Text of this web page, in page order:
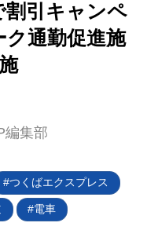
割引キャンペ
ク通勤促進施
編集部
つくばエクスプレス
電車